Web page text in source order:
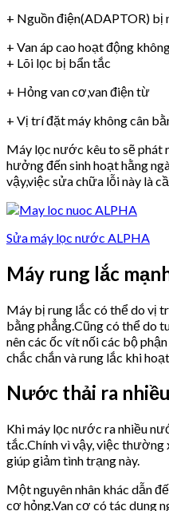
+ Nguồn điện(ADAPTOR) bị
+ Van áp cao hoạt động
+ Lõi lọc bị bẩn tắc
+ Hỏng van cơ,van điện từ
+ Vị trí đặt máy không cân
Máy lọc nước kêu to sẽ phát
hưởng đến sinh hoạt hằng
vậy,việc sửa chữa lỗi này là
Sửa máy lọc nước ALPHA
Máy rung lắc
Máy bị rung lắc có thể do vị
bằng phẳng.Cũng có thể do
nên các ốc vít nối các bộ
chắc chắn và rung lắc khi
Nước thải ra nhiều
Khi máy lọc nước ra nhiều
tắc.Chính vì vậy, việc
giúp giảm tình trạng này.
Một nguyên nhân khác dẫn
cơ hỏng.Van cơ có tác dụng